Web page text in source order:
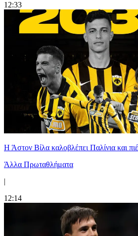
12:33
Η Άστον Βίλα καλοβλέπει Παλίνια και
Άλλα Πρωταθλήματα
|
12:14